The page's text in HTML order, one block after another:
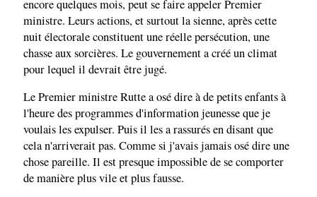
encore quelques mois, peut se faire appeler Premier
ministre. Leurs actions, et surtout la sienne, après cette
nuit électorale constituent une réelle persécution, une
chasse aux sorcières. Le gouvernement a créé un climat
pour lequel il devrait être jugé.
Le Premier ministre Rutte a osé dire à de petits enfants à
l'heure des programmes d'information jeunesse que je
voulais les expulser. Puis il les a rassurés en disant que
cela n'arriverait pas. Comme si j'avais jamais osé dire une
chose pareille. Il est presque impossible de se comporter
de manière plus vile et plus fausse.